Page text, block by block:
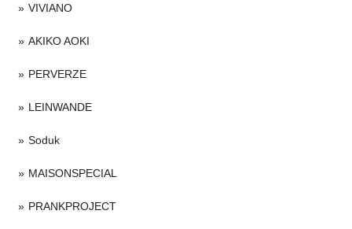
VIVIANO
AKIKO AOKI
PERVERZE
LEINWANDE
Soduk
MAISONSPECIAL
PRANKPROJECT